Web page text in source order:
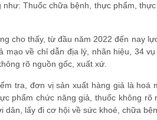
Thuốc chữa bệnh, thực phẩm,
cho thấy, từ đầu năm 2022 đến nay
về chỉ dẫn địa lý, nhãn hiệu, 34
rõ nguồn gốc, xuất xứ.
tra, đơn vị sản xuất hàng giả là hoá
phẩm chức năng giả, thuốc không
lấy đi cơ hội về sức khoẻ, chữa